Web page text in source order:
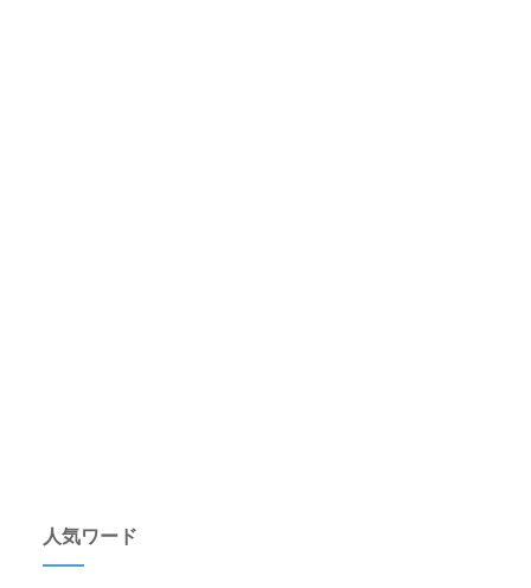
人気ワード